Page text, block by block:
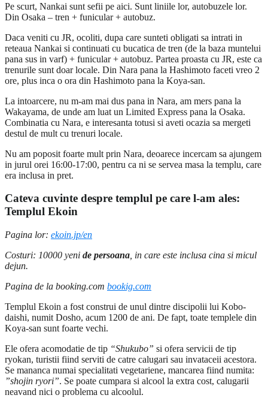
Pe scurt, Nankai sunt sefii pe aici. Sunt liniile lor, autobuzele lor.
Din Osaka – tren + funicular + autobuz.
Daca veniti cu JR, ocoliti, dupa care sunteti obligati sa intrati in
reteaua Nankai si continuati cu bucatica de tren (de la baza muntelui
pana sus in varf) + funicular + autobuz. Partea proasta cu JR, este ca
trenurile sunt doar locale. Din Nara pana la Hashimoto faceti vreo 2
ore, plus inca o ora din Hashimoto pana la Koya-san.
La intoarcere, nu m-am mai dus pana in Nara, am mers pana la
Wakayama, de unde am luat un Limited Express pana la Osaka.
Combinatia cu Nara, e interesanta totusi si aveti ocazia sa mergeti
destul de mult cu trenuri locale.
Nu am poposit foarte mult prin Nara, deoarece incercam sa ajungem
in jurul orei 16:00-17:00, pentru ca ni se servea masa la templu, care
era inclusa in pret.
Cateva cuvinte despre templul pe care l-am ales:
Templul Ekoin
Pagina lor: ekoin.jp/en
Costuri: 10000 yeni de persoana , in care este inclusa cina si micul
dejun.
Pagina de la booking.com bookig.com
Templul Ekoin a fost construi de unul dintre discipolii lui Kobo-
daishi, numit Dosho, acum 1200 de ani. De fapt, toate templele din
Koya-san sunt foarte vechi.
Ele ofera acomodatie de tip “Shukubo” si ofera servicii de tip
ryokan, turistii fiind serviti de catre calugari sau invataceii acestora.
Se mananca numai specialitati vegetariene, mancarea fiind numita:
”shojin ryori”. Se poate cumpara si alcool la extra cost, calugarii
neavand nici o problema cu alcoolul.